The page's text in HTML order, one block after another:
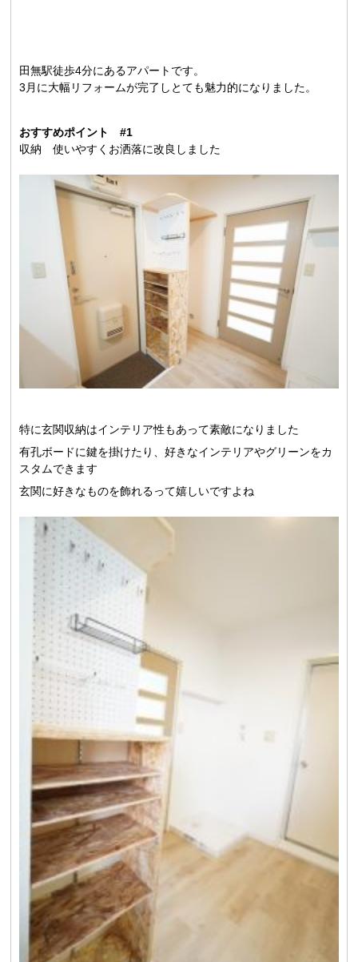
田無駅徒歩4分にあるアパートです。
3月に大幅リフォームが完了しとても魅力的になりました。
おすすめポイント #1
収納 使いやすくお洒落に改良しました
特に玄関収納はインテリア性もあって素敵になりました
有孔ボードに鍵を掛けたり、好きなインテリアやグリーンをカ
スタムできます
玄関に好きなものを飾れるって嬉しいですよね